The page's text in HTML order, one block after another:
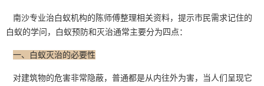
南沙专业治白蚁机构的陈师傅整理相关资料，提示市民需求记住的
白蚁的学问，白蚁预防和灭治通常主要分为四点：
一、白蚁灭治的必要性
对建筑物的危害非常隐蔽，普通都是从内往外为害，当人们呈现它